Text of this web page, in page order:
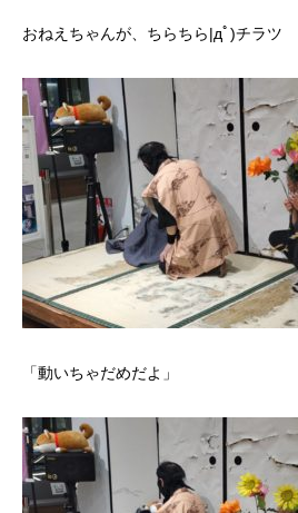
おねえちゃんが、ちらちら|дﾟ)チラツ
「動いちゃだめだよ」